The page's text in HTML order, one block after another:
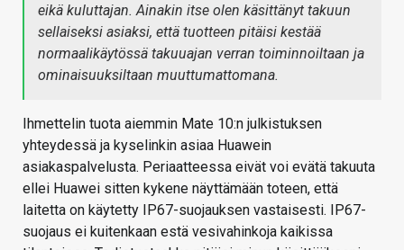
eikä kuluttajan. Ainakin itse olen käsittänyt takuun
sellaiseksi asiaksi, että tuotteen pitäisi kestää
normaalikäytössä takuuajan verran toiminnoiltaan ja
ominaisuuksiltaan muuttumattomana.
Ihmettelin tuota aiemmin Mate 10:n julkistuksen
yhteydessä ja kyselinkin asiaa Huawein
asiakaspalvelusta. Periaatteessa eivät voi evätä takuuta
ellei Huawei sitten kykene näyttämään toteen, että
laitetta on käytetty IP67-suojauksen vastaisesti. IP67-
suojaus ei kuitenkaan estä vesivahinkoja kaikissa